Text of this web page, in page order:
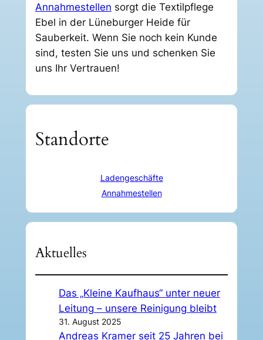
Annahmestellen sorgt die Textilpflege
Ebel in der Lüneburger Heide für
Sauberkeit. Wenn Sie noch kein Kunde
sind, testen Sie uns und schenken Sie
uns Ihr Vertrauen!
Standorte
Ladengeschäfte
Annahmestellen
Aktuelles
Das „Kleine Kaufhaus“ unter neuer
Leitung – unsere Reinigung bleibt
31. August 2025
Andreas Kramer seit 25 Jahren bei